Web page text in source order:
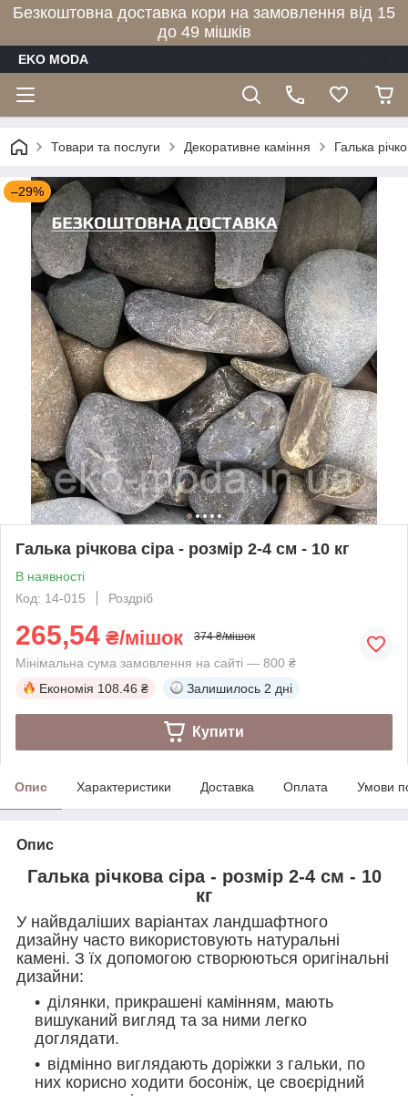
Безкоштовна доставка кори на замовлення від 15
до 49 мішків
EKO MODA
Товари та послуги Декоративне каміння Галька
–29%
Галька річкова сіра - розмір 2-4 см - 10 кг
В наявності
Код: 14-015
Роздріб
265,54 ₴/мішок 374 ₴/мішок
Мінімальна сума замовлення на сайті — 800 ₴
Економія 108.46 ₴ Залишилось 2 дні
Купити
Опис Характеристики Доставка Оплата Умови
Опис
Галька річкова сіра - розмір 2-4см - 10
кг
У найвдаліших варіантах ландшафтного
дизайну часто використовують натуральні
камені. З їх допомогою створюються оригінальні
дизайни:
ділянки, прикрашені камінням, мають
вишуканий вигляд та за ними легко
доглядати.
відмінно виглядають доріжки з гальки, по
них корисно ходити босоніж, це своєрідний